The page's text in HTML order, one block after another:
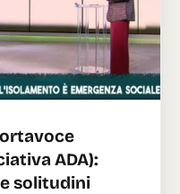
ADA):
solitudini